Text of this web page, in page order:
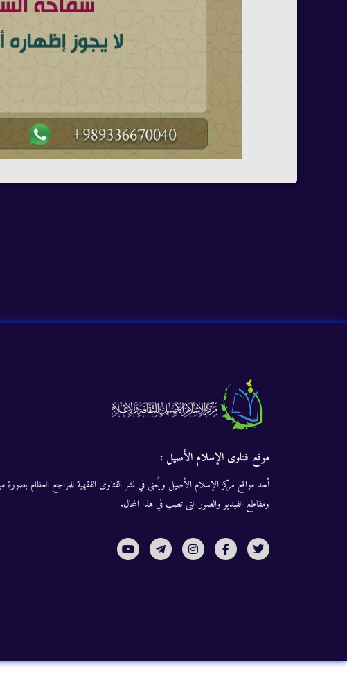
موقع فتاوى الإسلام الأصيل :
أحد مواقع مركز الإسلام الأصيل ويُعنى في نشر الفتاوى الفقهية للمراجع العظام بصورة
ومقاطع الفيديو والصور التى تصب في هذا المجال.